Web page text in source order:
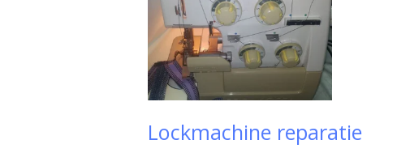
Lockmachine reparatie